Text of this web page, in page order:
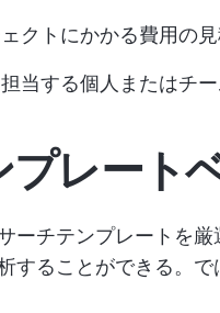
クトにかかる費用の
当する個人またはチ
プレート
ーチテンプレートを厳
することができる。